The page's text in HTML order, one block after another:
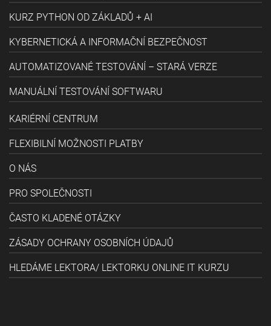
KURZ PYTHON OD ZÁKLADŮ + AI
KYBERNETICKÁ A INFORMAČNÍ BEZPEČNOST
AUTOMATIZOVANÉ TESTOVÁNÍ – STARÁ VERZE
MANUÁLNÍ TESTOVÁNÍ SOFTWARU
KARIÉRNÍ CENTRUM
FLEXIBILNÍ MOŽNOSTI PLATBY
O NÁS
PRO SPOLEČNOSTI
ČASTO KLADENÉ OTÁZKY
ZÁSADY OCHRANY OSOBNÍCH ÚDAJŮ
HLEDÁME LEKTORA/ LEKTORKU ONLINE IT KURZU